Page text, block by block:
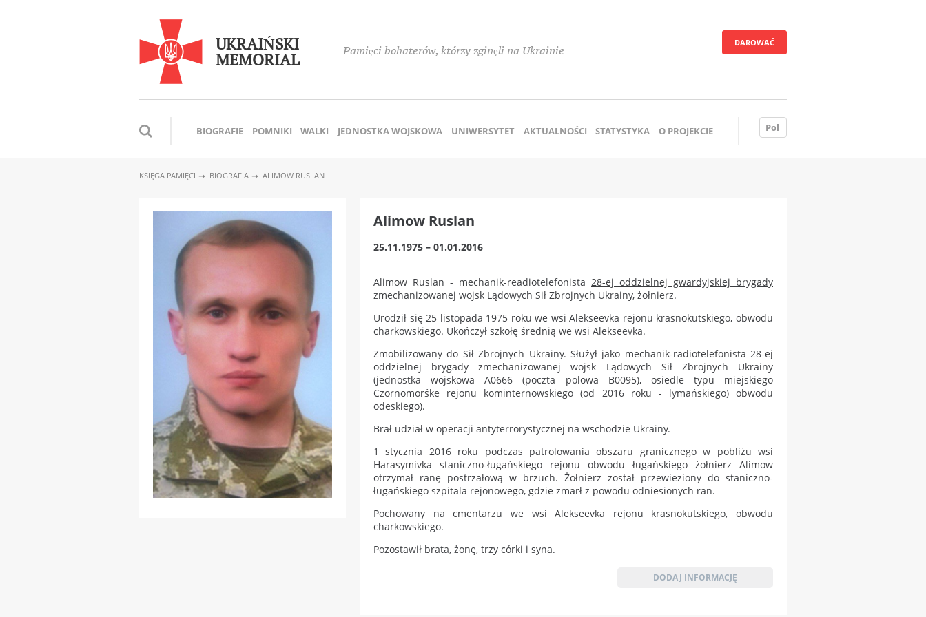
UKRAIŃSKI
MEMORIAL Pamięci bohaterów, którzy zginęli na Ukrainie
DAROWAĆ
BIOGRAFIE POMNIKI WALKI JEDNOSTKA WOJSKOWA UNIWERSYTET AKTUALNOŚCI STATYSTYKA O PROJEKCIE Pol
KSIĘGA PAMIĘCI BIOGRAFIA ALIMOW RUSLAN
Alimow Ruslan
25.11.1975 – 01.01.2016
Alimow Ruslan - mechanik-readiotelefonista 28-ej oddzielnej gwardyjskiej brygady
zmechanizowanej wojsk Lądowych Sił Zbrojnych Ukrainy, żołnierz.
Urodził się 25 listopada 1975 roku we wsi Alekseevka rejonu krasnokutskiego, obwodu
charkowskiego. Ukończył szkołę średnią we wsi Alekseevka.
Zmobilizowany do Sił Zbrojnych Ukrainy. Służył jako mechanik-radiotelefonista 28-ej
oddzielnej brygady zmechanizowanej wojsk Lądowych Sił Zbrojnych Ukrainy
(jednostka wojskowa A0666 (poczta polowa B0095), osiedle typu miejskiego
Czornomorśke rejonu kominternowskiego (od 2016 roku - lymańskiego) obwodu
odeskiego).
Brał udział w operacji antyterrorystycznej na wschodzie Ukrainy.
1 stycznia 2016 roku podczas patrolowania obszaru granicznego w pobliżu wsi
Harasymivka staniczno-ługańskiego rejonu obwodu ługańskiego żołnierz Alimow
otrzymał ranę postrzałową w brzuch. Żołnierz został przewieziony do staniczno-
ługańskiego szpitala rejonowego, gdzie zmarł z powodu odniesionych ran.
Pochowany na cmentarzu we wsi Alekseevka rejonu krasnokutskiego, obwodu
charkowskiego.
Pozostawił brata, żonę, trzy córki i syna.
DODAJ INFORMACJĘ